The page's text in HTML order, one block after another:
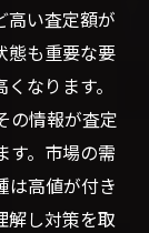
高い査定額が
態も重要な要
なります。
の情報が査定
す。市場の需
は高値が付き
解し対策を取